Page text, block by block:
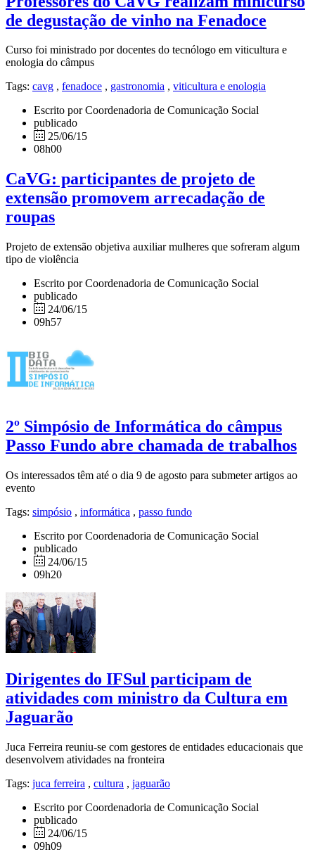
de degustação de vinho na Fenadoce
Curso foi ministrado por docentes do tecnólogo em viticultura e
enologia do câmpus
Tags: cavg , fenadoce , gastronomia , viticultura e enologia
Escrito por Coordenadoria de Comunicação Social
publicado
25/06/15
08h00
CaVG: participantes de projeto de
extensão promovem arrecadação de
roupas
Projeto de extensão objetiva auxiliar mulheres que sofreram algum
tipo de violência
Escrito por Coordenadoria de Comunicação Social
publicado
24/06/15
09h57
2º Simpósio de Informática do câmpus
Passo Fundo abre chamada de trabalhos
Os interessados têm até o dia 9 de agosto para submeter artigos ao
evento
Tags: simpósio , informática , passo fundo
Escrito por Coordenadoria de Comunicação Social
publicado
24/06/15
09h20
Dirigentes do IFSul participam de
atividades com ministro da Cultura em
Jaguarão
Juca Ferreira reuniu-se com gestores de entidades educacionais que
desenvolvem atividades na fronteira
Tags: juca ferreira , cultura , jaguarão
Escrito por Coordenadoria de Comunicação Social
publicado
24/06/15
09h09